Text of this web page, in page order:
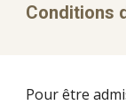
Conditions
Pour être